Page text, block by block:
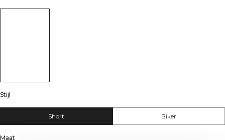
Stijl
Short Biker
Maat